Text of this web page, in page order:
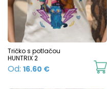
Tričko s potlačou
HUNTRIX 2
Od: 16.60 €